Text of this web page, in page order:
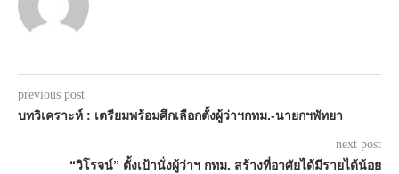
previous post
บทวิเคราะห์ : เตรียมพร้อมศึกเลือกตั้งผู้ว่าฯกทม.-นายกฯพัทยา
next post
“วิโรจน์” ตั้งเป้านั่งผู้ว่าฯ กทม. สร้างที่อาศัยได้มีรายได้น้อย